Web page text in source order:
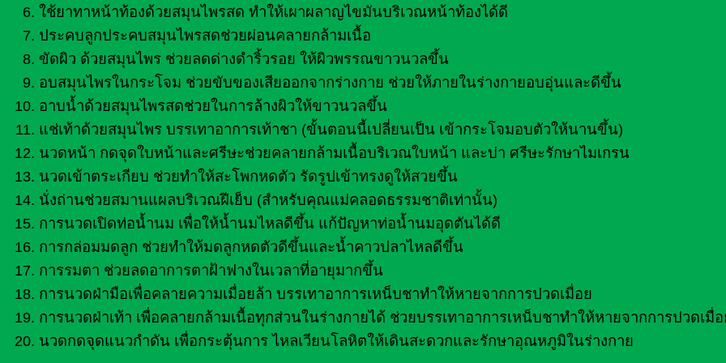
ใช้ยาทาหน้าท้องด้วยสมุนไพรสด ทำให้เผาผลาญไขมันบริเวณหน้าท้องได้ดี
ประคบลูกประคบสมุนไพรสดช่วยผ่อนคลายกล้ามเนื้อ
ขัดผิว ด้วยสมุนไพร ช่วยลดด่างดำริ้วรอย ให้ผิวพรรณขาวนวลขึ้น
อบสมุนไพรในกระโจม ช่วยขับของเสียออกจากร่างกาย ช่วยให้ภายในร่างกายอบอุ่นและดีขึ้น
อาบน้ำด้วยสมุนไพรสดช่วยในการล้างผิวให้ขาวนวลขึ้น
แช่เท้าด้วยสมุนไพร บรรเทาอาการเท้าชา (ขั้นตอนนี้เปลี่ยนเป็น เข้ากระโจมอบตัวให้นานขึ้น)
นวดหน้า กดจุดใบหน้าและศรีษะช่วยคลายกล้ามเนื้อบริเวณใบหน้า และบ่า ศรีษะรักษาไมเกรน
นวดเข้าตระเกียบ ช่วยทำให้สะโพกหดตัว รัดรูปเข้าทรงดูให้สวยขึ้น
นั่งถ่านช่วยสมานแผลบริเวณฝีเย็บ (สำหรับคุณแม่คลอดธรรมชาติเท่านั้น)
การนวดเปิดท่อน้ำนม เพื่อให้น้ำนมไหลดีขึ้น แก้ปัญหาท่อน้ำนมอุดตันได้ดี
การกล่อมมดลูก ช่วยทำให้มดลูกหดตัวดีขึ้นและน้ำคาวปลาไหลดีขึ้น
การรมตา ช่วยลดอาการตาฝ้าฟางในเวลาที่อายุมากขึ้น
การนวดฝ่ามือเพื่อคลายความเมื่อยล้า บรรเทาอาการเหน็บชาทำให้หายจากการปวดเมื่อย
การนวดฝ่าเท้า เพื่อคลายกล้ามเนื้อทุกส่วนในร่างกายได้ ช่วยบรรเทาอาการเหน็บชาทำให้หายจากการปวดเมื่
นวดกดจุดแนวกำดัน เพื่อกระตุ้นการ ไหลเวียนโลหิตให้เดินสะดวกและรักษาอุณหภูมิในร่างกาย